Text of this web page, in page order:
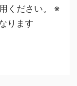
ください。 ※
ります